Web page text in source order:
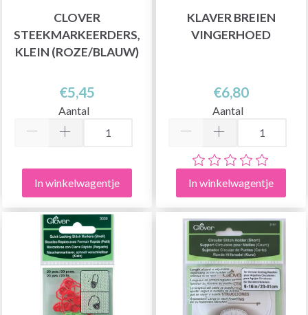
CLOVER
STEEKMARKEERDERS,
KLEIN (ROZE/BLAUW)
€5,45
Aantal
In winkelwagentje
KLAVER BREIEN
VINGERHOED
€6,80
Aantal
In winkelwagentje